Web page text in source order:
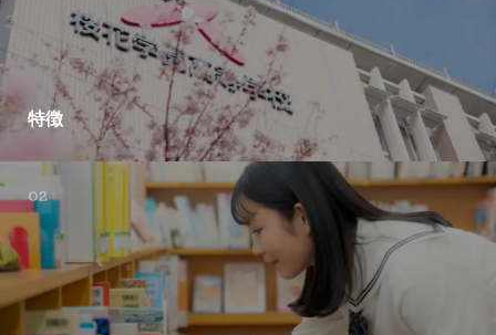
特徴